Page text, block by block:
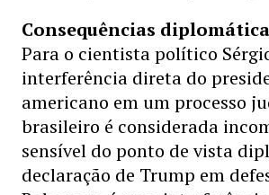
Consequências
Para o cientista político
interferência direta do
americano em um processo
brasileiro é considerada
sensível do ponto de vista
declaração de Trump em